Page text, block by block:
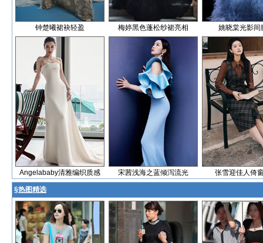
钟楚曦裙袂轻盈 梅婷黑色蓬松纱裙亮相 姚晓棠光影间
Angelababy清雅编织质感 宋茜浅海之蓝倾泻流光 张雪迎佳人倚
§热图精选